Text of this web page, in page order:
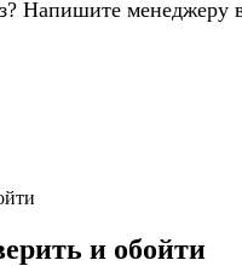
Напишите менеджеру
и обойти